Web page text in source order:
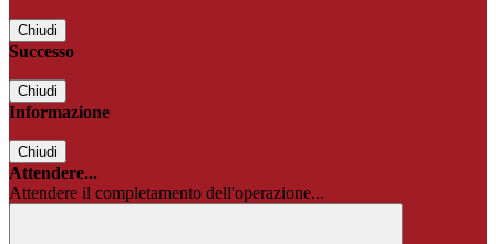
Chiudi
Successo
Chiudi
Informazione
Chiudi
Attendere...
Attendere il completamento dell'operazione...